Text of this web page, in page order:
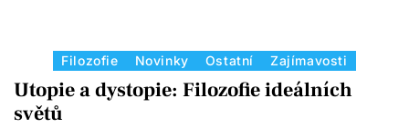
a
t
Filozofie Novinky Ostatní Zajímavosti
Utopie a dystopie: Filozofie ideálních
světů